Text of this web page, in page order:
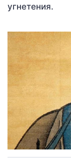
угнетения.